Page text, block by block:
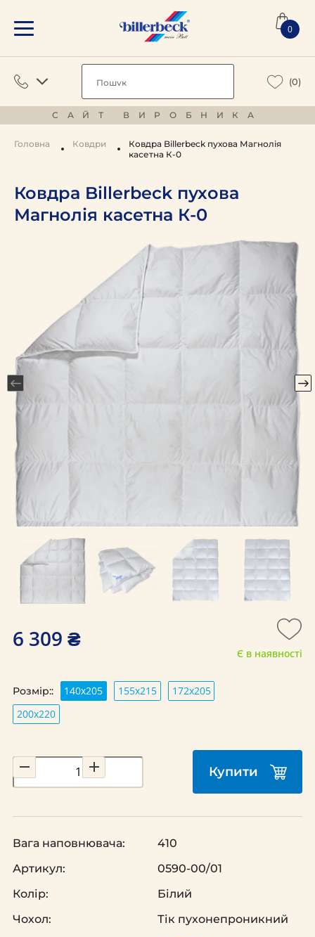
0
(0)
САЙТ ВИРОБНИКА
Головна Ковдри
Ковдра Billerbeck пухова Магнолія
касетна К-0
Ковдра Billerbeck пухова
Магнолія касетна К-0
6 309 ₴
Є в наявності
Розмір:: 140х205 155х215
172х205
200х220
Купити
Вага наповнювача:
410
Артикул:
0590-00/01
Колір:
Білий
Чохол:
Тік пухонепроникний